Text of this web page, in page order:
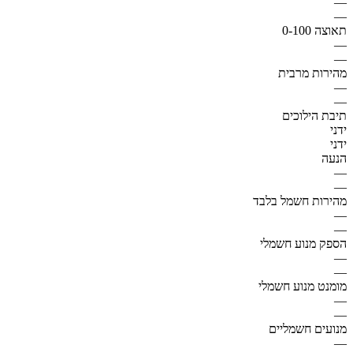
—
תאוצה 0-100
—
—
מהירות מרבית
—
—
תיבת הילוכים
ידני
ידני
הנעה
—
—
מהירות חשמל בלבד
—
—
הספק מנוע חשמלי
—
—
מומנט מנוע חשמלי
—
—
מנועים חשמליים
—